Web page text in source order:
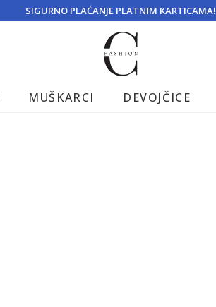
SIGURNO PLAĆANJE PLATNIM KARTICAMA!
MUŠKARCI DEVOJČICE